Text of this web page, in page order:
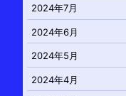
2024年7月
2024年6月
2024年5月
2024年4月